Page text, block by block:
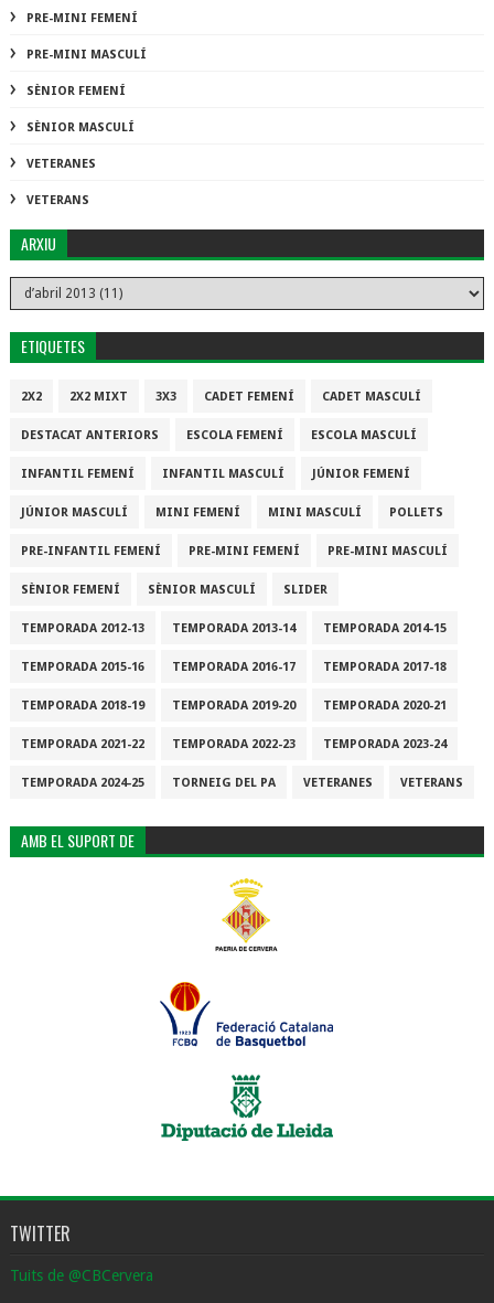
PRE-MINI FEMENÍ
PRE-MINI MASCULÍ
SÈNIOR FEMENÍ
SÈNIOR MASCULÍ
VETERANES
VETERANS
ARXIU
ETIQUETES
2X2 2X2 MIXT 3X3 CADET FEMENÍ CADET MASCULÍ
DESTACAT ANTERIORS ESCOLA FEMENÍ ESCOLA MASCULÍ
INFANTIL FEMENÍ INFANTIL MASCULÍ JÚNIOR FEMENÍ
JÚNIOR MASCULÍ MINI FEMENÍ MINI MASCULÍ POLLETS
PRE-INFANTIL FEMENÍ PRE-MINI FEMENÍ PRE-MINI MASCULÍ
SÈNIOR FEMENÍ SÈNIOR MASCULÍ SLIDER
TEMPORADA 2012-13 TEMPORADA 2013-14 TEMPORADA 2014-15
TEMPORADA 2015-16 TEMPORADA 2016-17 TEMPORADA 2017-18
TEMPORADA 2018-19 TEMPORADA 2019-20 TEMPORADA 2020-21
TEMPORADA 2021-22 TEMPORADA 2022-23 TEMPORADA 2023-24
TEMPORADA 2024-25 TORNEIG DEL PA VETERANES VETERANS
AMB EL SUPORT DE
TWITTER
Tuits de @CBCervera